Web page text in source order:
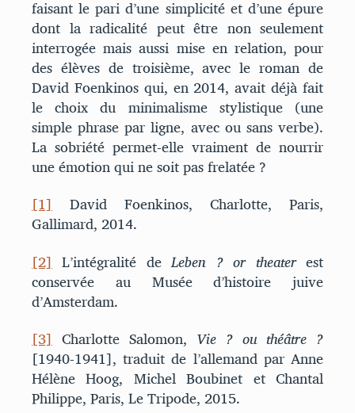
faisant le pari d’une simplicité et d’une épure
dont la radicalité peut être non seulement
interrogée mais aussi mise en relation, pour
des élèves de troisième, avec le roman de
David Foenkinos qui, en 2014, avait déjà fait
le choix du minimalisme stylistique (une
simple phrase par ligne, avec ou sans verbe).
La sobriété permet-elle vraiment de nourrir
une émotion qui ne soit pas frelatée ?
[1] David Foenkinos, Charlotte, Paris,
Gallimard, 2014.
[2] L’intégralité deLeben ? or theaterest
conservée au Musée d’histoire juive
d’Amsterdam.
[3] Charlotte Salomon, Vie ? ou théâtre ?
[1940-1941], traduit de l’allemand par Anne
Hélène Hoog, Michel Boubinet et Chantal
Philippe, Paris, Le Tripode, 2015.